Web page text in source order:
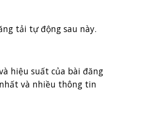
tải tự động sau này.
hiệu suất của bài đăng
và nhiều thông tin